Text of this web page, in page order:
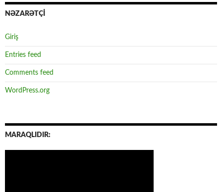
NƏZARƏTÇİ
Giriş
Entries feed
Comments feed
WordPress.org
MARAQLIDIR: